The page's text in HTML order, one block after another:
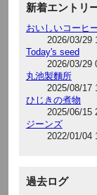
新着エントリ
おいしいコーヒ
2026/03/29
Today's seed
2026/03/29
丸池製麵所
2025/08/17
ひじきの煮物
2025/06/15
ジーンズ
2022/01/04
過去ログ